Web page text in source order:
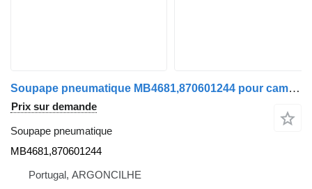
Soupape pneumatique MB4681,870601244 pour camion MAN TGA | 00
Prix sur demande
Soupape pneumatique
MB4681,870601244
Portugal, ARGONCILHE